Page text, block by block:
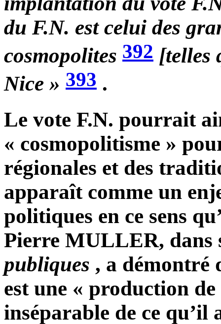
du F.N. est celui des
cosmopolites 392 [telles
Nice » 393 .
Le vote F.N. pourrait
« cosmopolitisme »
régionales et des
apparaît comme un
politiques en ce sens
Pierre MULLER, dans
publiques , a démontré
est une « production de
inséparable de ce qu’il